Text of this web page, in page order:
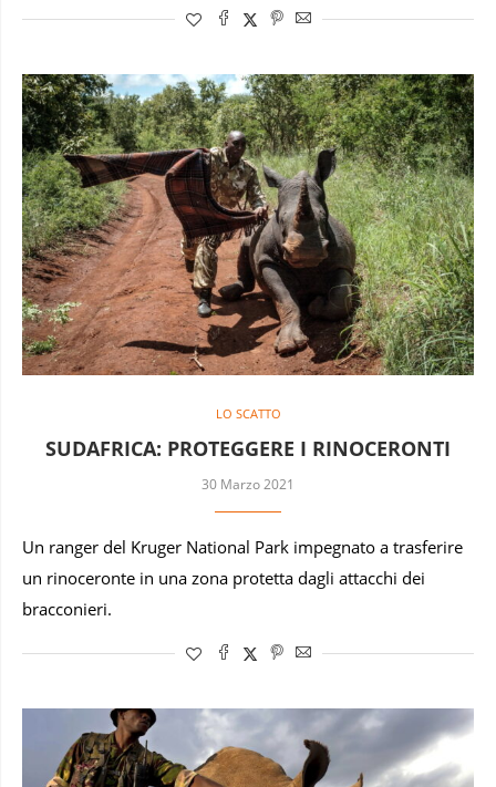
LO SCATTO
SUDAFRICA: PROTEGGERE I RINOCERONTI
30 Marzo 2021
Un ranger del Kruger National Park impegnato a trasferire
un rinoceronte in una zona protetta dagli attacchi dei
bracconieri.